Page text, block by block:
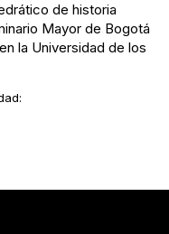
de historia
Mayor de Bogotá
la Universidad de los